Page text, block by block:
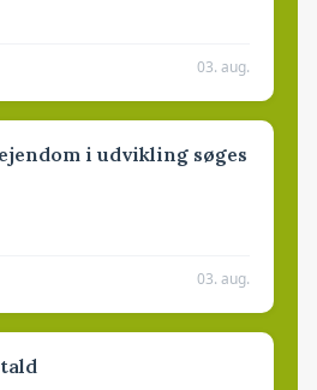
03. aug.
i udvikling søges
03. aug.